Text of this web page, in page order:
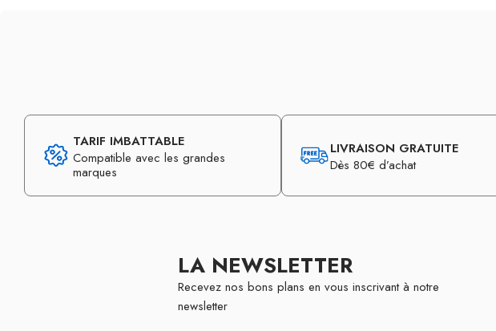
TARIF IMBATTABLE
Compatible avec les grandes
marques
LIVRAISON GRATUITE
Dès 80€ d’achat
LA NEWSLETTER
Recevez nos bons plans en vous inscrivant à notre
newsletter